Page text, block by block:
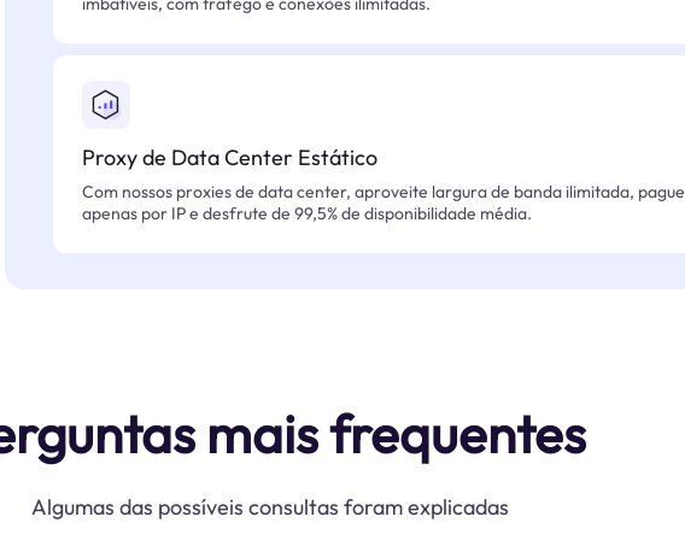
Proxy de Data Center Estático
Com nossos proxies de data center, aproveite largura de banda ilimitada, pague
apenas por IP e desfrute de 99,5% de disponibilidade média.
mais frequentes
Algumas das possíveis consultas foram explicadas